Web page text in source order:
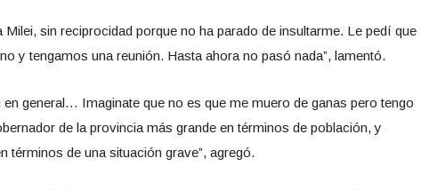
Milei, sin reciprocidad porque no ha parado de insultarme. Le pedí que
y tengamos una reunión. Hasta ahora no pasó nada”, lamentó.
en general… Imaginate que no es que me muero de ganas pero tengo
de la provincia más grande en términos de población, y
términos de una situación grave”, agregó.